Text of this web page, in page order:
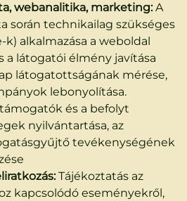
webanalitika, marketing:A
során technikailag szükséges
alkalmazása a weboldal
a látogatói élmény javítása
látogatottságának mérése,
lebonyolítása.
és a befolyt
nyilvántartása, az
tevékenységének
Tájékoztatás az
kapcsolódó eseményekről,